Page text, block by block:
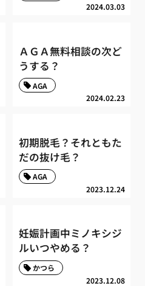
2024.03.03
ＡＧＡ無料相談の次ど
うする？
2024.02.23
AGA
初期脱毛？それともた
だの抜け毛？
2023.12.24
AGA
妊娠計画中ミノキシジ
ルいつやめる？
2023.12.08
かつら